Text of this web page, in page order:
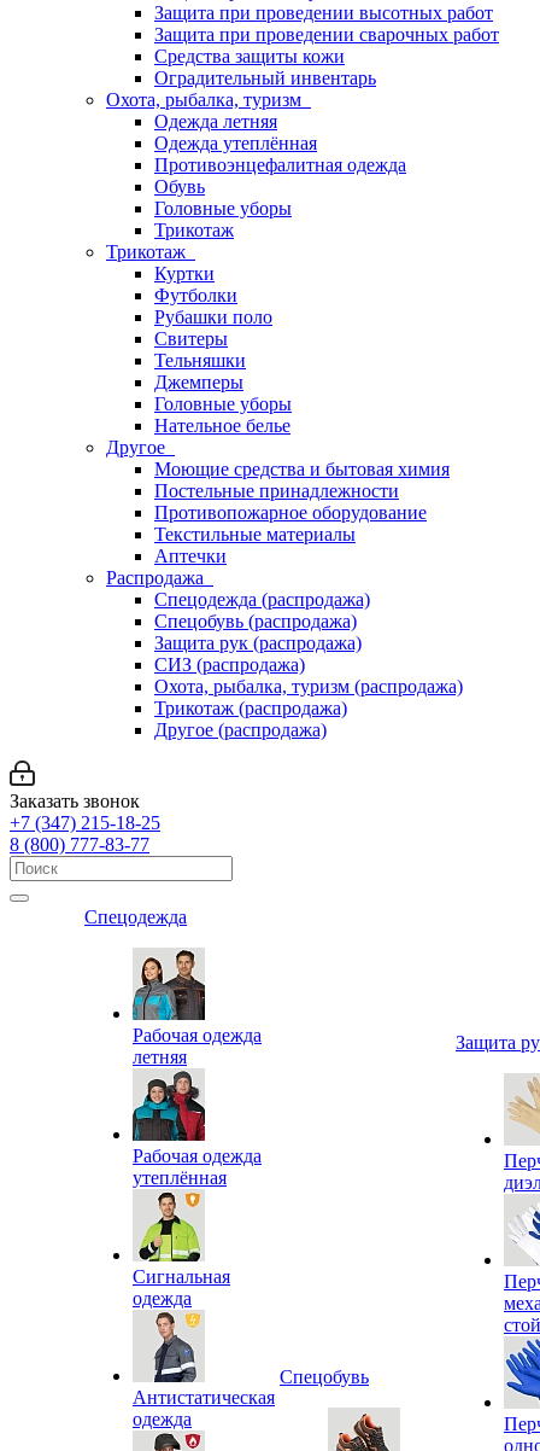
Защита при проведении высотных работ
Защита при проведении сварочных работ
Средства защиты кожи
Оградительный инвентарь
Охота, рыбалка, туризм
Одежда летняя
Одежда утеплённая
Противоэнцефалитная одежда
Обувь
Головные уборы
Трикотаж
Трикотаж
Куртки
Футболки
Рубашки поло
Свитеры
Тельняшки
Джемперы
Головные уборы
Нательное белье
Другое
Моющие средства и бытовая химия
Постельные принадлежности
Противопожарное оборудование
Текстильные материалы
Аптечки
Распродажа
Спецодежда (распродажа)
Спецобувь (распродажа)
Защита рук (распродажа)
СИЗ (распродажа)
Охота, рыбалка, туризм (распродажа)
Трикотаж (распродажа)
Другое (распродажа)
Заказать звонок
+7 (347) 215-18-25
8 (800) 777-83-77
Спецодежда
Рабочая одежда
летняя
Рабочая одежда
утеплённая
Сигнальная
одежда
Антистатическая
одежда
Спецобувь
Защита